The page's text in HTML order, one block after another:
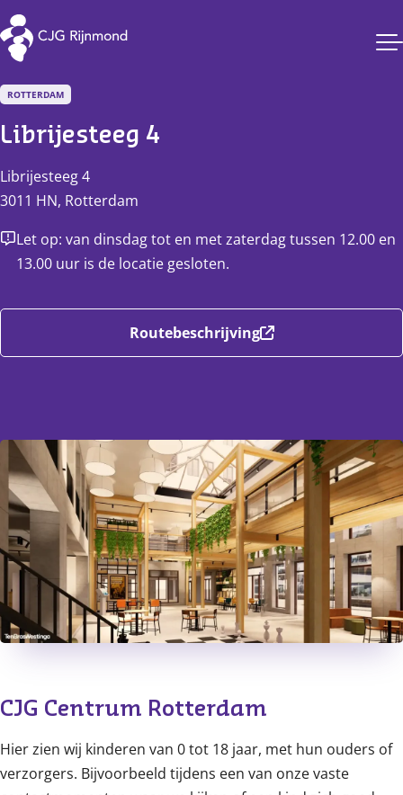
CJG Rijnmond
ROTTERDAM
Librijesteeg 4
Librijesteeg4
3011 HN, Rotterdam
Let op: van dinsdag tot en met zaterdag tussen 12.00 en
13.00 uur is de locatie gesloten.
Routebeschrijving
CJG Centrum Rotterdam
Hier zien wij kinderen van 0 tot 18 jaar, met hun ouders of
verzorgers. Bijvoorbeeld tijdens een van onze vaste